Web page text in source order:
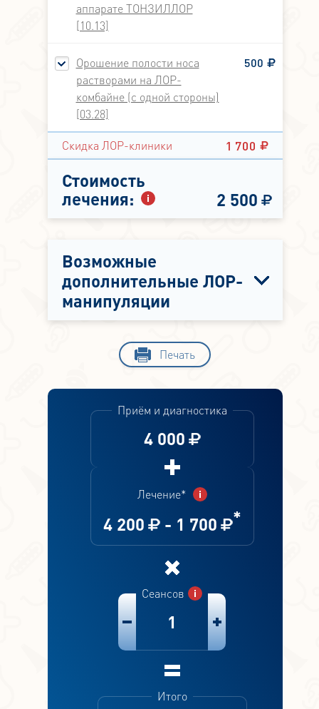
аппарате ТОНЗИЛЛОР
[10.13]
Орошение полости носа
растворами на ЛОР-
комбайне (с одной стороны)
[03.28]
500
Скидка ЛОР-клиники 1 700
Стоимость
лечения:
2 500
Возможные
дополнительные ЛОР-
манипуляции
Печать
4 000
Приём и диагностика
4 200 - 1 700 *
Лечение*
1
Сеансов
Итого